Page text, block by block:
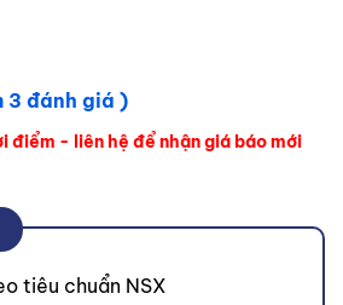
3 đánh giá )
điểm - liên hệ để nhận giá báo mới
tiêu chuẩn NSX